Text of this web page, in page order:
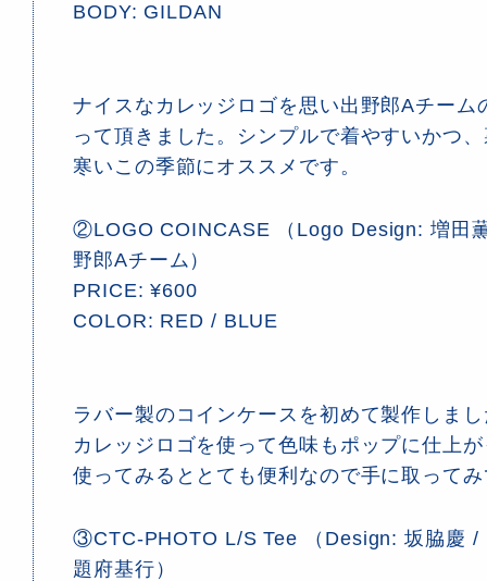
BODY: GILDAN
ナイスなカレッジロゴを思い出野郎Aチーム
って頂きました。シンプルで着やすいかつ
寒いこの季節にオススメです。
②LOGO COINCASE （Logo Design: 増田
野郎Aチーム）
PRICE: ¥600
COLOR: RED / BLUE
ラバー製のコインケースを初めて製作しま
カレッジロゴを使って色味もポップに仕上
使ってみるととても便利なので手に取って
③CTC-PHOTO L/S Tee （Design: 坂脇慶 /
題府基行）